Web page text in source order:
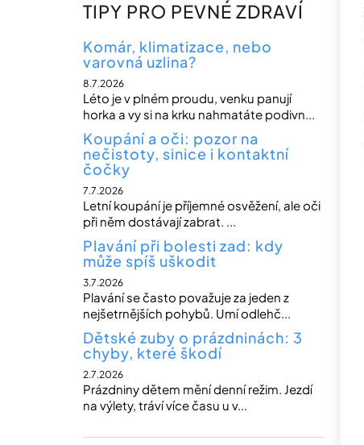
TIPY PRO PEVNÉ ZDRAVÍ
Komár, klimatizace, nebo
varovná uzlina?
8.7.2026
Léto je v plném proudu, venku panují
horka a vy si na krku nahmatáte podivn...
Koupání a oči: pozor na
nečistoty, sinice i kontaktní
čočky
7.7.2026
Letní koupání je příjemné osvěžení, ale oči
při něm dostávají zabrat. ...
Plavání při bolesti zad: kdy
může spíš uškodit
3.7.2026
Plavání se často považuje za jeden z
nejšetrnějších pohybů. Umí odlehč...
Dětské zuby o prázdninách: 3
chyby, které škodí
2.7.2026
Prázdniny dětem mění denní režim. Jezdí
na výlety, tráví více času u v...